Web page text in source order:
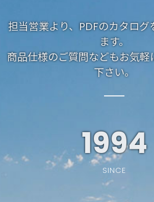
担当営業より、PDFのカタログ
ます。
商品仕様のご質問などもお気軽
下さい。
1994
SINCE